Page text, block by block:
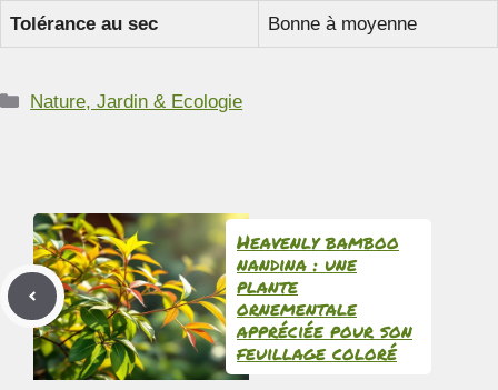
Tolérance au sec Bonne à moyenne
Catégories
Nature, Jardin & Ecologie
Heavenly bamboo
nandina : une
plante
ornementale
appréciée pour son
feuillage coloré